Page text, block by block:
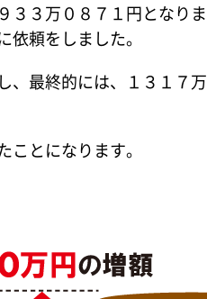
３３万０８７１円となり
頼をしました。
、最終的には、１３１７
とになります。